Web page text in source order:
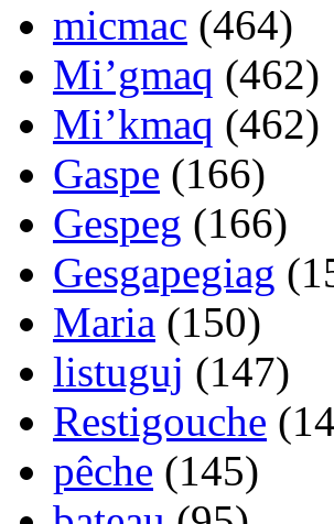
micmac (464)
Mi’gmaq (462)
Mi’kmaq (462)
Gaspe (166)
Gespeg (166)
Gesgapegiag
Maria (150)
listuguj (147)
Restigouche
pêche (145)